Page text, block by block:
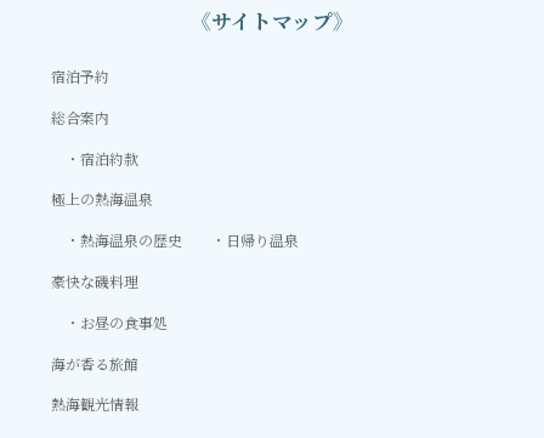
《サイトマップ》
宿泊予約
総合案内
宿泊約款
極上の熱海温泉
熱海温泉の歴史
日帰り温泉
豪快な磯料理
お昼の食事処
海が香る旅館
熱海観光情報